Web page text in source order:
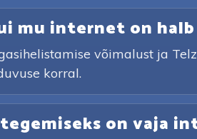
mu internet on
võimalust ja
korral.
on vaja